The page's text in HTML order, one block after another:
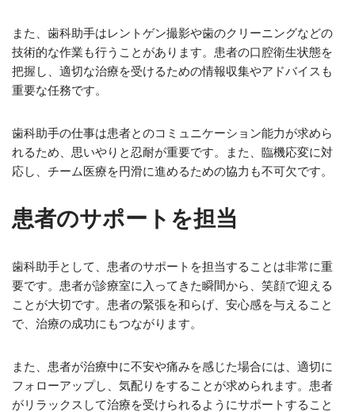
また、歯科助手はレントゲン撮影や歯のクリーニングなどの
技術的な作業も行うことがあります。患者の口腔衛生状態を
把握し、適切な治療を受けるための情報収集やアドバイスも
重要な任務です。
歯科助手の仕事は患者とのコミュニケーション能力が求めら
れるため、思いやりと忍耐が重要です。また、臨機応変に対
応し、チーム医療を円滑に進めるための協力も不可欠です。
患者のサポートを担当
歯科助手として、患者のサポートを担当することは非常に重
要です。患者が診療室に入ってきた瞬間から、笑顔で迎える
ことが大切です。患者の緊張を和らげ、安心感を与えること
で、治療の成功にもつながります。
また、患者が治療中に不安や痛みを感じた場合には、適切に
フォローアップし、気配りをすることが求められます。患者
がリラックスして治療を受けられるようにサポートすること